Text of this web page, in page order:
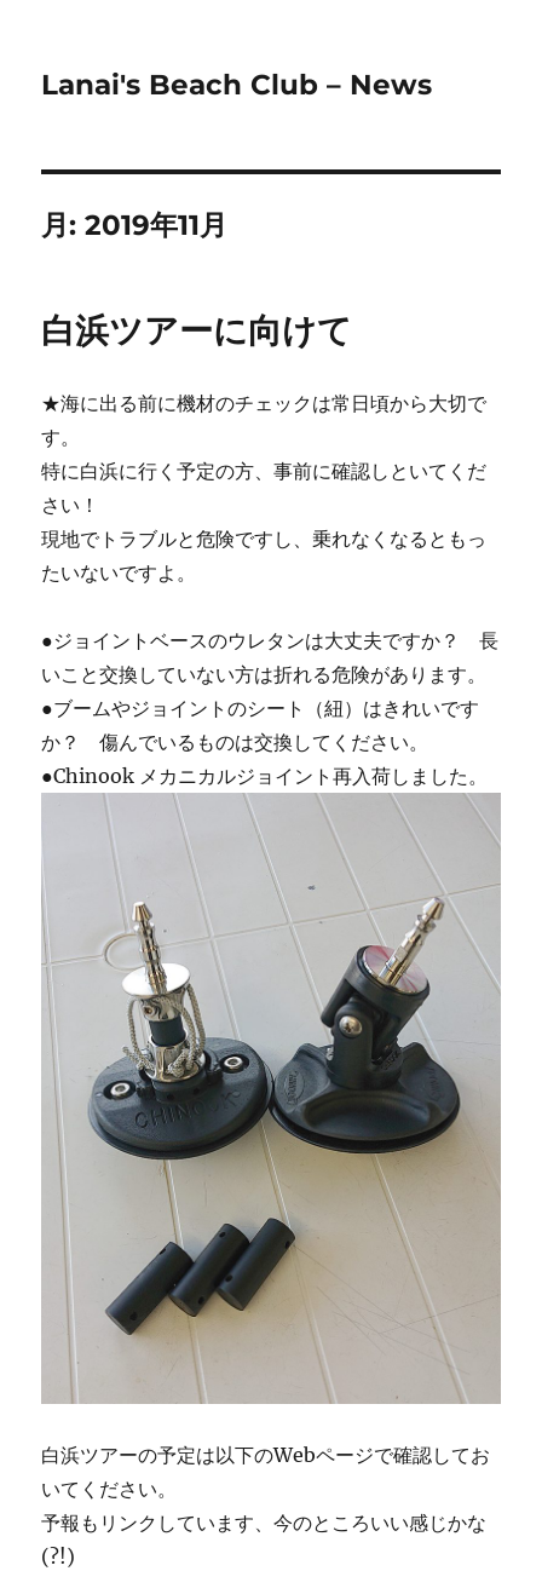
Lanai's Beach Club – News
月:2019年11月
白浜ツアーに向けて
★海に出る前に機材のチェックは常日頃から大切で
す。
特に白浜に行く予定の方、事前に確認しといてくだ
さい！
現地でトラブルと危険ですし、乗れなくなるともっ
たいないですよ。
●ジョイントベースのウレタンは大丈夫ですか？ 長
いこと交換していない方は折れる危険があります。
●ブームやジョイントのシート（紐）はきれいです
か？ 傷んでいるものは交換してください。
●Chinook メカニカルジョイント再入荷しました。
白浜ツアーの予定は以下のWebページで確認してお
いてください。
予報もリンクしています、今のところいい感じかな
(?!)